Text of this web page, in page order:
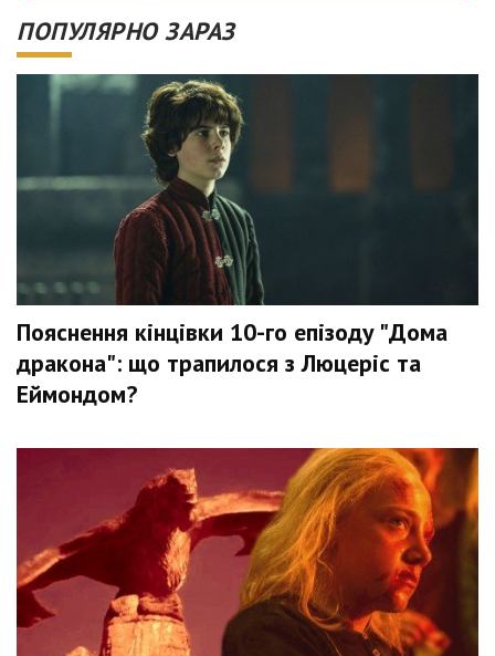
ПОПУЛЯРНО ЗАРАЗ
Пояснення кінцівки 10-го епізоду "Дома
дракона": що трапилося з Люцеріс та
Еймондом?